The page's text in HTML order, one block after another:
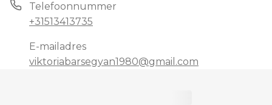
Telefoonnummer
+31513413735
E-mailadres
viktoriabarsegyan1980@gmail.com